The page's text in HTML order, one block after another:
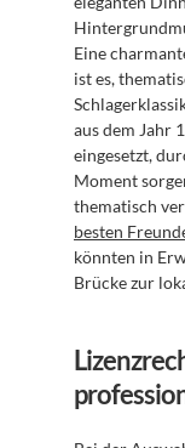
Eine
ist es,
aus dem Jahr
eingesetzt,
Moment
thematisch
besten
könnten in
Brücke zur